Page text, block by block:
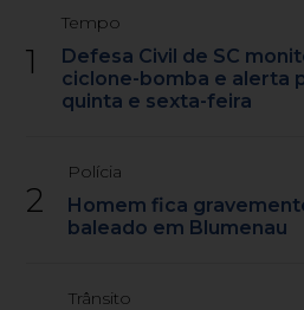
1
Tempo
Defesa Civil de SC
ciclone-bomba e alerta
quinta e sexta-feira
2
Polícia
Homem fica
baleado em Blumenau
Trânsito